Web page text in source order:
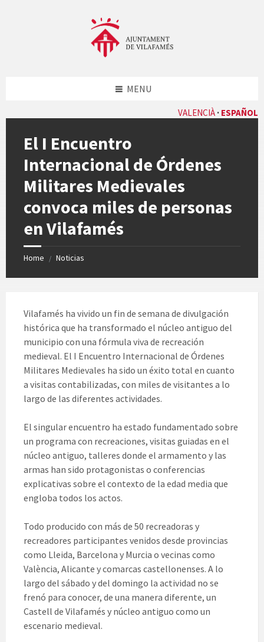
VALENCIÀ ESPAÑOL
MENU
El I Encuentro
Internacional de Órdenes
Militares Medievales
convoca miles de personas
en Vilafamés
Home / Noticias
Vilafamés ha vivido un fin de semana de divulgación
histórica que ha transformado el núcleo antiguo del
municipio con una fórmula viva de recreación
medieval. El I Encuentro Internacional de Órdenes
Militares Medievales ha sido un éxito total en cuanto
a visitas contabilizadas, con miles de visitantes a lo
largo de las diferentes actividades.
El singular encuentro ha estado fundamentado sobre
un programa con recreaciones, visitas guiadas en el
núcleo antiguo, talleres donde el armamento y las
armas han sido protagonistas o conferencias
explicativas sobre el contexto de la edad media que
engloba todos los actos.
Todo producido con más de 50 recreadoras y
recreadores participantes venidos desde provincias
como Lleida, Barcelona y Murcia o vecinas como
València, Alicante y comarcas castellonenses. A lo
largo del sábado y del domingo la actividad no se
frenó para conocer, de una manera diferente, un
Castell de Vilafamés y núcleo antiguo como un
escenario medieval.